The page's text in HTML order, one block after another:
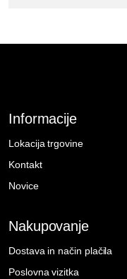
Informacije
Lokacija trgovine
Kontakt
Novice
Nakupovanje
Dostava in način plačila
Poslovna vizitka